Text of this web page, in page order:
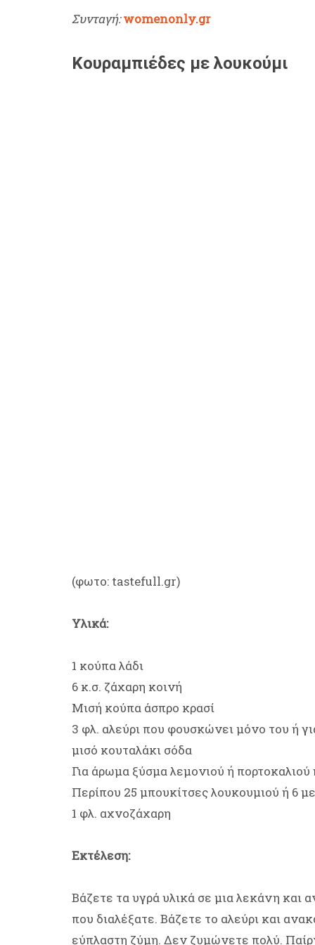
Συνταγή:womenonly.gr
Κουραμπιέδες με λουκούμι
(φωτο: tastefull.gr)
Υλικά:
1 κούπα λάδι
6 κ.σ. ζάχαρη κοινή
Μισή κούπα άσπρο κρασί
3 φλ. αλεύρι που φουσκώνει μόνο του ή
μισό κουταλάκι σόδα
Για άρωμα ξύσμα λεμονιού ή
Περίπου 25 μπουκίτσες λουκουμιού ή 6
1 φλ. αχνοζάχαρη
Εκτέλεση:
Βάζετε τα υγρά υλικά σε μια λεκάνη και
που διαλέξατε. Βάζετε το αλεύρι και
εύπλαστη ζύμη. Δεν ζυμώνετε πολύ.